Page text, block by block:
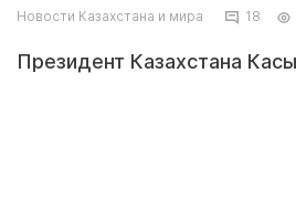
Новости Казахстана и мира 18
Президент Казахстана